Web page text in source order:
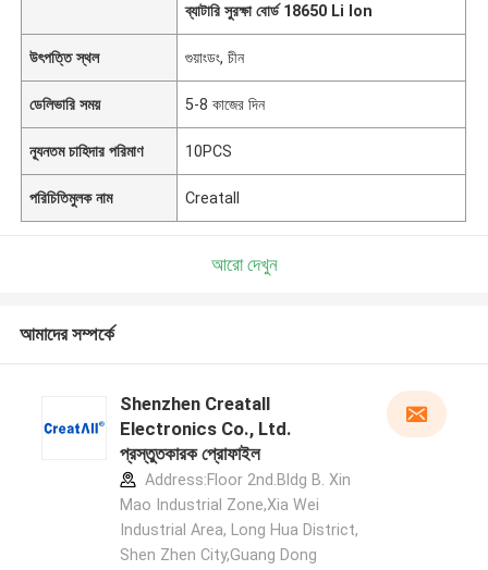
ব্যাটারি সুরক্ষা বোর্ড 18650 Li Ion
উৎপত্তি স্থল গুয়াংডং, চীন
ডেলিভারি সময় 5-8 কাজের দিন
ন্যূনতম চাহিদার পরিমাণ 10PCS
পরিচিতিমুলক নাম Creatall
আরো দেখুন
আমাদের সম্পর্কে
Shenzhen Creatall
Electronics Co., Ltd.
প্রস্তুতকারক প্রোফাইল
Address:Floor 2nd.Bldg B. Xin
Mao Industrial Zone,Xia Wei
Industrial Area, Long Hua District,
Shen Zhen City,Guang Dong